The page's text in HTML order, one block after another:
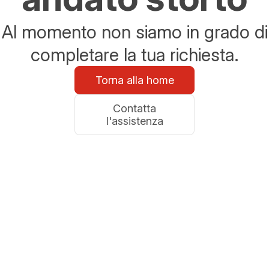
Al momento non siamo in grado di
completare la tua richiesta.
Torna alla home
Contatta
l'assistenza